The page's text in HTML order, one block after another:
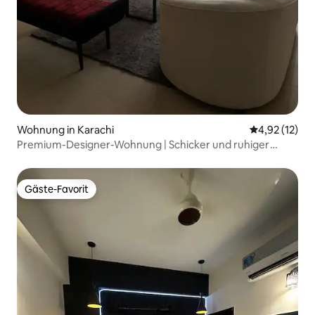
Wohnung in Karachi
4,92 (12)
Premium-Designer-Wohnung | Schicker und ruhiger
Gäste-Favorit
Gäste-Favorit